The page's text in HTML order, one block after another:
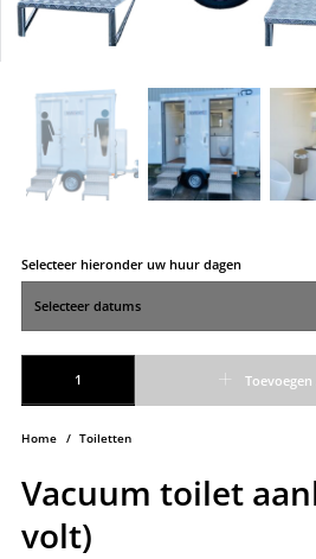
Home / Toiletten
Vacuum toilet
volt)
Selecteer hieronder uw huur dagen
Vacuum toilet aanhanger 3 (12 volt) aantal